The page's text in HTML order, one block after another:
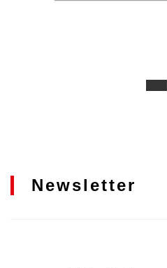
Newsletter